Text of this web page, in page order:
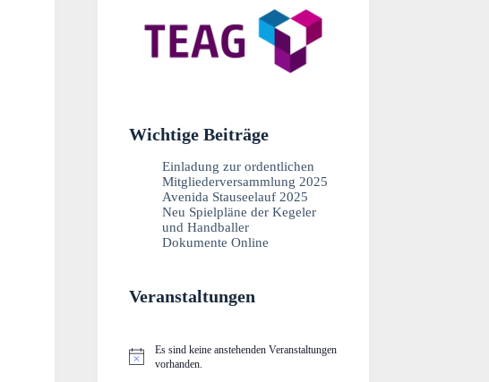
Wichtige Beiträge
Einladung zur ordentlichen
Mitgliederversammlung 2025
Avenida Stauseelauf 2025
Neu Spielpläne der Kegeler
und Handballer
Dokumente Online
Veranstaltungen
H
Es sind keine anstehenden Veranstaltungen
vorhanden.